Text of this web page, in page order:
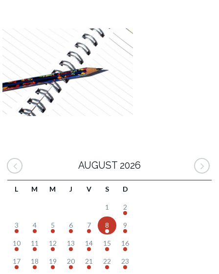
AUGUST 2026
L M M J V S D
1 2
3 4 5 6 7 8 9
10 11 12 13 14 15 16
17 18 19 20 21 22 23